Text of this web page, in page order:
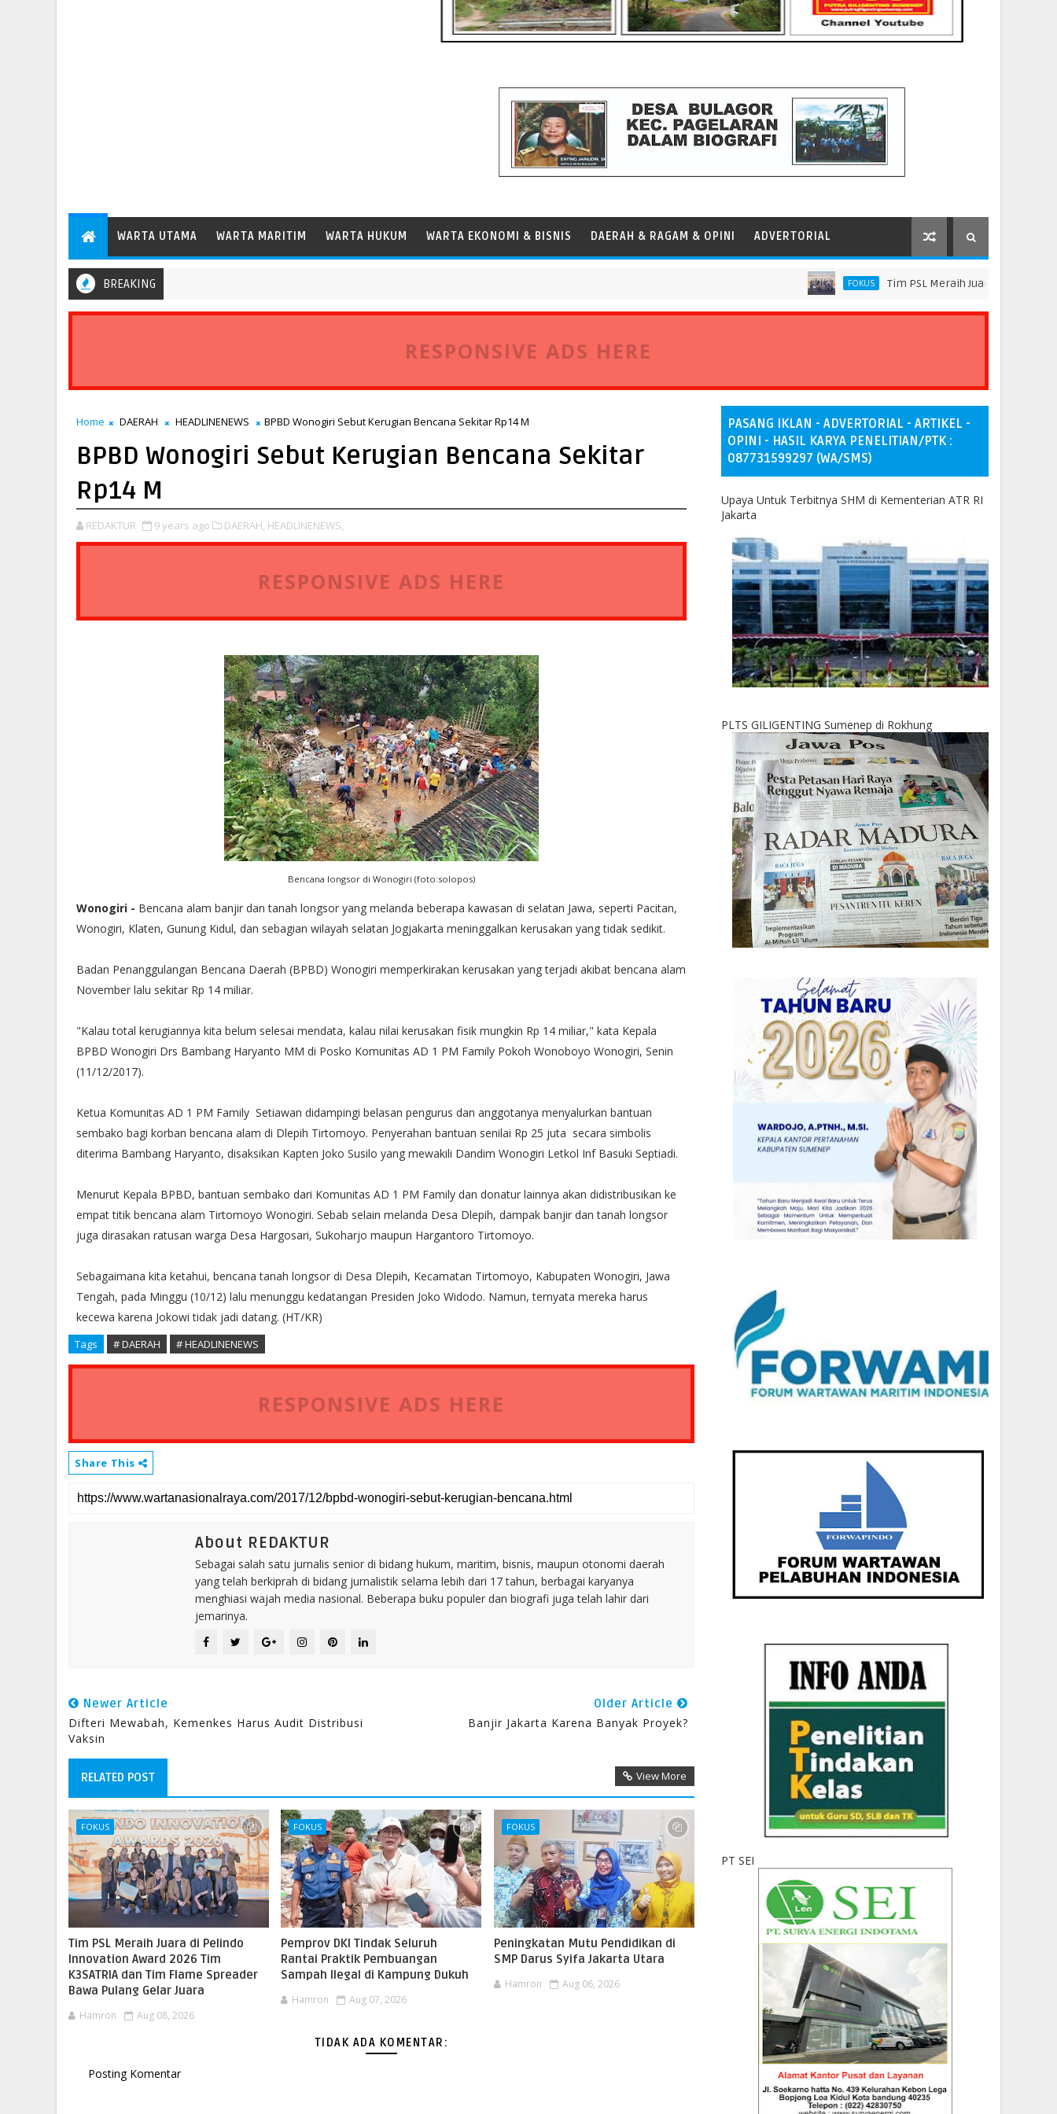
WARTA UTAMA WARTA MARITIM WARTA HUKUM WARTA EKONOMI & BISNIS DAERAH & RAGAM & OPINI ADVERTORIAL
BREAKING FOKUS Tim PSL Meraih Juara di Pelindo
Menhub Dudy Perkuat Evaluasi Aspek Keselamatan Transportasi Standar Operasional Kapal
RESPONSIVE ADS HERE
Home DAERAH HEADLINENEWS BPBD Wonogiri Sebut Kerugian Bencana Sekitar Rp14 M
BPBD Wonogiri Sebut Kerugian Bencana Sekitar
Rp14 M
REDAKTUR 9 years ago DAERAH, HEADLINENEWS,
RESPONSIVE ADS HERE
Bencana longsor di Wonogiri (foto:solopos)
Wonogiri - Bencana alam banjir dan tanah longsor yang melanda beberapa kawasan di selatan Jawa, seperti Pacitan,
Wonogiri, Klaten, Gunung Kidul, dan sebagian wilayah selatan Jogjakarta meninggalkan kerusakan yang tidak sedikit.
Badan Penanggulangan Bencana Daerah (BPBD) Wonogiri memperkirakan kerusakan yang terjadi akibat bencana alam
November lalu sekitar Rp 14 miliar.
"Kalau total kerugiannya kita belum selesai mendata, kalau nilai kerusakan fisik mungkin Rp 14 miliar," kata Kepala
BPBD Wonogiri Drs Bambang Haryanto MM di Posko Komunitas AD 1 PM Family Pokoh Wonoboyo Wonogiri, Senin
(11/12/2017).
Ketua Komunitas AD 1 PM Family Setiawan didampingi belasan pengurus dan anggotanya menyalurkan bantuan
sembako bagi korban bencana alam di Dlepih Tirtomoyo. Penyerahan bantuan senilai Rp 25 juta secara simbolis
diterima Bambang Haryanto, disaksikan Kapten Joko Susilo yang mewakili Dandim Wonogiri Letkol Inf Basuki Septiadi.
Menurut Kepala BPBD, bantuan sembako dari Komunitas AD 1 PM Family dan donatur lainnya akan didistribusikan ke
empat titik bencana alam Tirtomoyo Wonogiri. Sebab selain melanda Desa Dlepih, dampak banjir dan tanah longsor
juga dirasakan ratusan warga Desa Hargosari, Sukoharjo maupun Hargantoro Tirtomoyo.
Sebagaimana kita ketahui, bencana tanah longsor di Desa Dlepih, Kecamatan Tirtomoyo, Kabupaten Wonogiri, Jawa
Tengah, pada Minggu (10/12) lalu menunggu kedatangan Presiden Joko Widodo. Namun, ternyata mereka harus
kecewa karena Jokowi tidak jadi datang. (HT/KR)
Tags # DAERAH # HEADLINENEWS
RESPONSIVE ADS HERE
Share This
About REDAKTUR
Sebagai salah satu jurnalis senior di bidang hukum, maritim, bisnis, maupun otonomi daerah
yang telah berkiprah di bidang jurnalistik selama lebih dari 17 tahun, berbagai karyanya
menghiasi wajah media nasional. Beberapa buku populer dan biografi juga telah lahir dari
jemarinya.
Newer Article
Difteri Mewabah, Kemenkes Harus Audit Distribusi
Vaksin
Older Article
Banjir Jakarta Karena Banyak Proyek?
RELATED POST View More
FOKUS
Tim PSL Meraih Juara di Pelindo
Innovation Award 2026 Tim
K3SATRIA dan Tim Flame Spreader
Bawa Pulang Gelar Juara
Hamron Aug 08, 2026
FOKUS
Pemprov DKI Tindak Seluruh
Rantai Praktik Pembuangan
Sampah Ilegal di Kampung Dukuh
Hamron Aug 07, 2026
FOKUS
Peningkatan Mutu Pendidikan di
SMP Darus Syifa Jakarta Utara
Hamron Aug 06, 2026
TIDAK ADA KOMENTAR:
Posting Komentar
PASANG IKLAN - ADVERTORIAL - ARTIKEL -
OPINI - HASIL KARYA PENELITIAN/PTK :
087731599297 (WA/SMS)
Upaya Untuk Terbitnya SHM di Kementerian ATR RI
Jakarta
PLTS GILIGENTING Sumenep di Rokhung
PT SEI